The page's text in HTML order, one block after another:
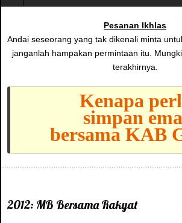
Pesanan Ikhlas
Andai seseorang yang tak dikenali minta
janganlah hampakan permintaan itu.
terakhirnya.
Kenapa
simpan
bersama KAB
2012: MB Bersama Rakyat